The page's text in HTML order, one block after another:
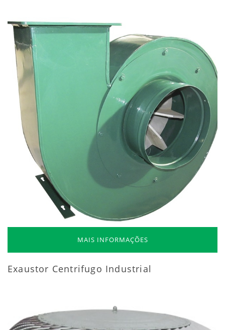
MAIS INFORMAÇÕES
Exaustor Centrifugo Industrial